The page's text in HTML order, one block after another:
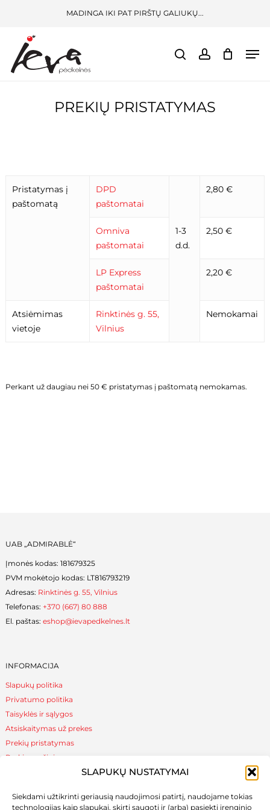
SLAPUKŲ NUSTATYMAI
Siekdami užtikrinti geriausią naudojimosi patirtį, naudojame tokias
technologijas kaip slapukai, skirti saugoti ir (arba) pasiekti įrenginio
content
MADINGA IKI PAT PIRŠTŲ GALIUKŲ...
searchaccount
PREKIŲ PRISTATYMAS
Pristatymas į
paštomatą
DPD
paštomatai
1-3
d.d.
2,80 €
Omniva
paštomatai
2,50 €
LP Express
paštomatai
2,20 €
Atsiėmimas
vietoje
Rinktinės g. 55,
Vilnius
Nemokamai
Perkant už daugiau nei 50 € pristatymas į paštomatą nemokamas.
UAB „ADMIRABLĖ“
Įmonės kodas: 181679325
PVM mokėtojo kodas: LT816793219
Adresas: Rinktinės g. 55, Vilnius
Telefonas: +370 (667) 80 888
El. paštas: eshop@ievapedkelnes.lt
INFORMACIJA
Slapukų politika
Privatumo politika
Taisyklės ir sąlygos
Atsiskaitymas už prekes
Prekių pristatymas
Prekių grąžinimas
NAUDINGA ŽINOTI